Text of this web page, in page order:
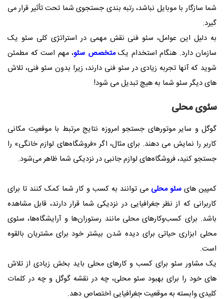
شما سازگار با موبایل نباشد، رتبه بندی جستجوی شما تحت تأثیر قرار می
گیرد.
به دلیل این عوامل، سئو فنی نقش مهمی در استراتژی کلی سئو یک
سازمان دارد. هنگام استخدام یکمتخصص سئو، مهم است که مطمئن
شوید که آنها تجربه زیادی در سئو فنی دارند، زیرا بدون سئو فنی، تلاش
های دیگر سئو شما به هیچ تبدیل می شود!
سئوی محلی
گوگل و سایر موتورهای جستجو امروزه نتایج مرتبط با موقعیت مکانی
کاربر را نمایش می دهند. برای مثال، اگر «فروشگاه‌های لوازم خانگی» را
جستجو کنید، فروشگاه‌های لوازم جانبی در نزدیکی شما ظاهر می‌شود.
کمپین های سئو محلی می توانند به کسب و کار شما کمک کنند تا برای
کاربرانی که از نظر جغرافیایی در نزدیکی شما قرار دارند، قابل مشاهده
باشد. برای کسب‌وکارهای محلی مانند رستوران‌ها و آرایشگاه‌ها، سئوی
محلی ابزاری حیاتی برای دیده شدن بیشتر خود برای مشتریان بالقوه
است.
یک مشاور سئو برای کسب و کارهای محلی باید بخش زیادی از تلاش
های خود را برای بهبود سئو محلی، چه در نقشه گوگل و چه در کلمات
کلیدی وابسته به موقعیت جغرافیایی اختصاص دهد.